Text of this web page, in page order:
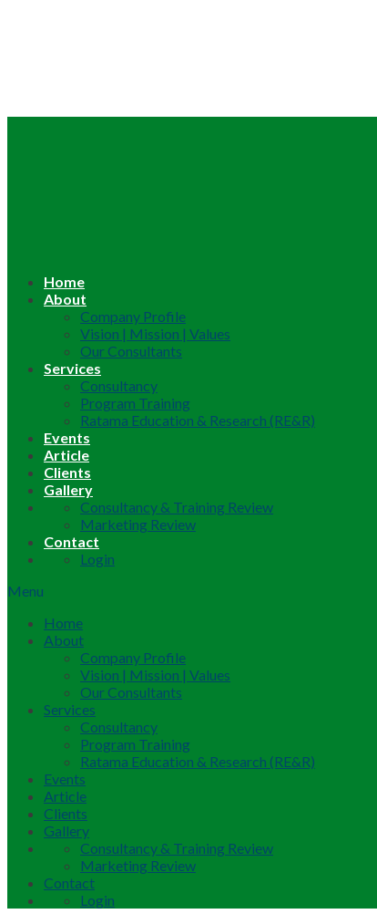
Home
About
Company Profile
Vision | Mission | Values
Our Consultants
Services
Consultancy
Program Training
Ratama Education & Research (RE&R)
Events
Article
Clients
Gallery
Consultancy & Training Review
Marketing Review
Contact
Login
Menu
Home
About
Company Profile
Vision | Mission | Values
Our Consultants
Services
Consultancy
Program Training
Ratama Education & Research (RE&R)
Events
Article
Clients
Gallery
Consultancy & Training Review
Marketing Review
Contact
Login